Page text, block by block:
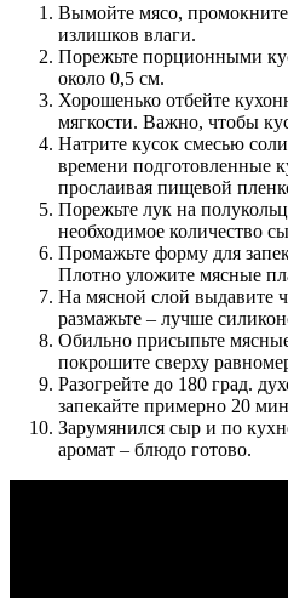
Вымойте мясо,
излишков влаги.
Порежьте порционными
около 0,5 см.
Хорошенько отбейте
мягкости. Важно, чтобы
Натрите кусок смесью
времени подготовленные
прослаивая пищевой
Порежьте лук на
необходимое количество
Промажьте форму для
Плотно уложите мясные
На мясной слой выдавите
размажьте – лучше
Обильно присыпьте
покрошите сверху
Разогрейте до 180 град.
запекайте примерно 20
Зарумянился сыр и по
аромат – блюдо готово.